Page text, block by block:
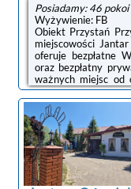
Posiadamy: 46 pokoi
Wyżywienie: FB
Obiekt Przystań
miejscowości
oferuje bezpłatne
oraz bezpłatny
ważnych miejsc od
1,8 km.Na miejscu
okolicy panują
uprawiania
obiektu: Centralne
Polska
Lotnisko Lotnisko
znajduje się 55 km
od godziny 14:00